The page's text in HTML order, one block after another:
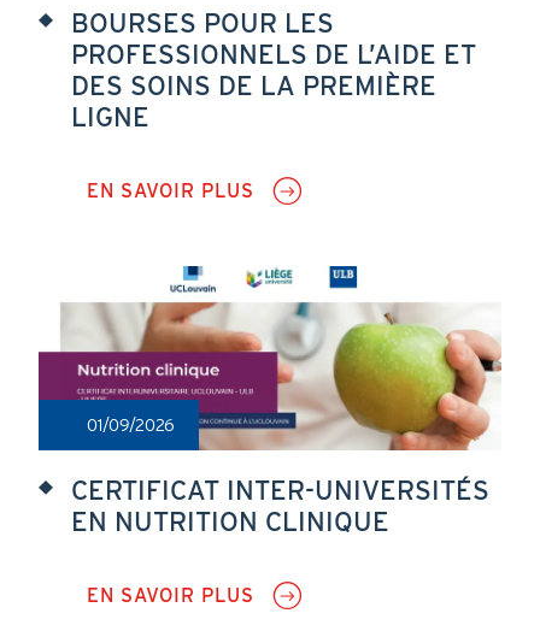
BOURSES POUR LES
PROFESSIONNELS DE L’AIDE ET
DES SOINS DE LA PREMIÈRE
LIGNE
EN SAVOIR PLUS
SUR
PROFESSIONNELS
DE
L’AIDE
ET
DES
SOINS
LA
PREMIÈRE
01/09/2026
CERTIFICAT INTER-UNIVERSITÉS
EN NUTRITION CLINIQUE
EN SAVOIR PLUS
SUR